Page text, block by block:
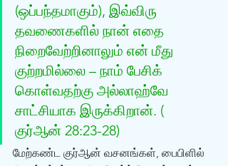
(ஒப்பந்தமாகும்), இவ்விரு
தவணைகளில் நான் எதை
நிறைவேற்றினாலும் என் மீது
குற்றமில்லை – நாம் பேசிக்
கொள்வதற்கு அல்லாஹ்வே
சாட்சியாக இருக்கிறான். (
குர்‍ஆன் 28:23-28)
மேற்கண்ட குர்‍ஆன் வசனங்கள், பைபிளில்